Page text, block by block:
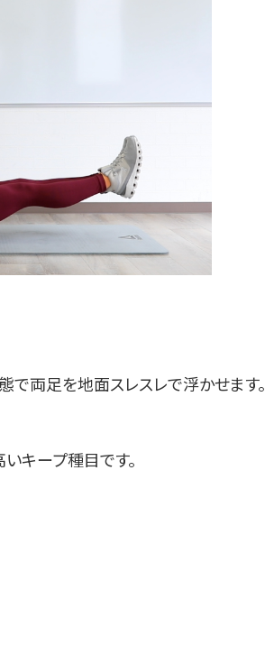
で両足を地面スレスレで浮かせます。
キープ種目です。